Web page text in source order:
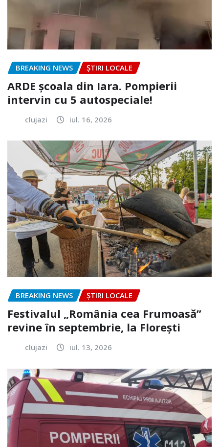
BREAKING NEWS ȘTIRI LOCALE
ARDE școala din Iara. Pompierii
intervin cu 5 autospeciale!
clujazi iul. 16, 2026
BREAKING NEWS ȘTIRI LOCALE
Festivalul „România cea Frumoasă”
revine în septembrie, la Florești
clujazi iul. 13, 2026